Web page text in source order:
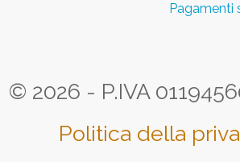
Pagamenti
© 2026 - P.IVA
Politica della